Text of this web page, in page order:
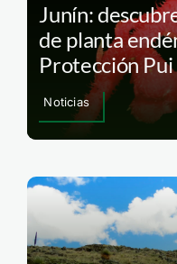
Junín:
de planta
Protección Pui
Noticias